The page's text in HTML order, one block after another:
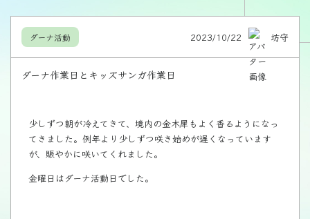
ダーナ活動 2023/10/22 坊守
ダーナ作業日とキッズサンガ作業日
少しずつ朝が冷えてきて、境内の金木犀もよく香るようになっ
てきました。例年より少しずつ咲き始めが遅くなっています
が、賑やかに咲いてくれました。
金曜日はダーナ活動日でした。